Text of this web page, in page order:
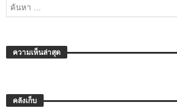
ความเห็นล่าสุด
คลังเก็บ